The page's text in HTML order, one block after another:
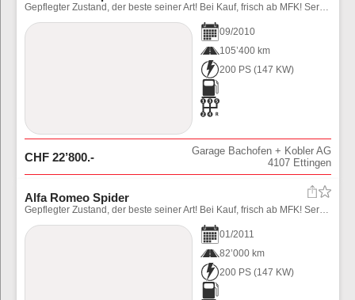
Gepflegter Zustand, der beste seiner Art! Bei Kauf, frisch ab MFK! Service, Zahnriemen, Spanner, Rollen, Wasserpumpe ersetzt!
09/2010
105’400 km
200 PS (147 KW)
CHF 22’800.-
Garage Bachofen + Kobler AG
4107 Ettingen
Alfa Romeo Spider
Gepflegter Zustand, der beste seiner Art! Bei Kauf, frisch ab MFK! Service, Zahnriemen, Spanner, Wasserpumpe wurden ersetzt!
01/2011
82’000 km
200 PS (147 KW)